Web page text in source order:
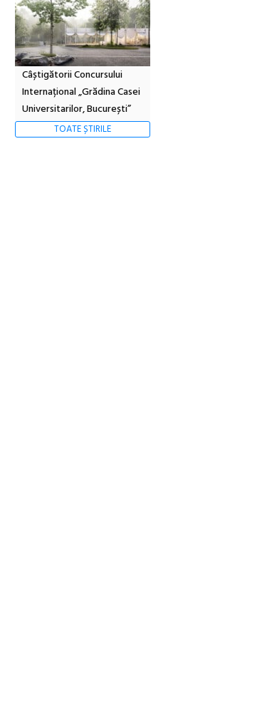
Câștigătorii Concursului
Internațional „Grădina Casei
Universitarilor, București”
TOATE ȘTIRILE